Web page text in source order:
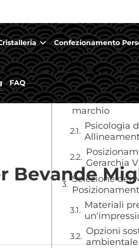
Confezionamento
FAQ
Bevande
L'impatto
drinkware
marketing
Elementi di
favoriscono il
marchio
Psicologia
Gerarchia
Selezione dei
Materiali
Opzioni
ambientale